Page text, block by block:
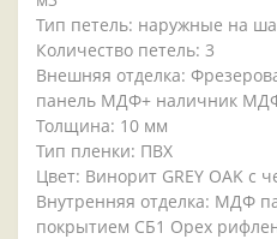
Тип петель: наружные на
Количество петель: 3
Внешняя отделка:
панель МДФ+ наличник
Толщина: 10 мм
Тип пленки: ПВХ
Цвет: Винорит GREY OAK с
Внутренняя отделка: МДФ
покрытием СБ1 Орех